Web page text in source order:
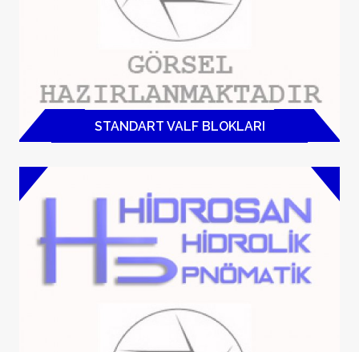
STANDART VALF BLOKLARI